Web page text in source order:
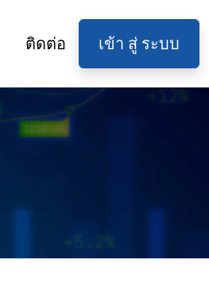
ติดต่อ เข้า สู่ ระบบ